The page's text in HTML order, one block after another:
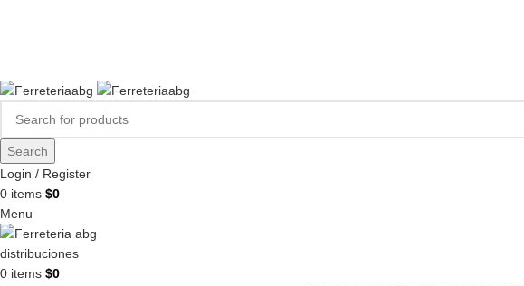
Search
Login / Register
0 items $0
Menu
0 items $0